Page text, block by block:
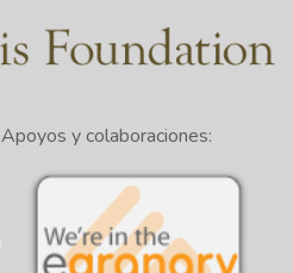
Apoyos y colaboraciones: